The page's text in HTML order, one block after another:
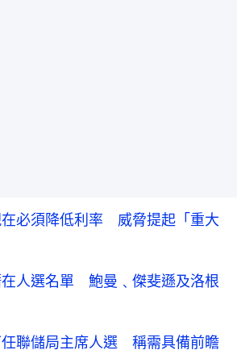
必須降低利率 威脅提起「重大
人選名單 鮑曼﹑傑斐遜及洛根
任聯儲局主席人選 稱需具備前瞻